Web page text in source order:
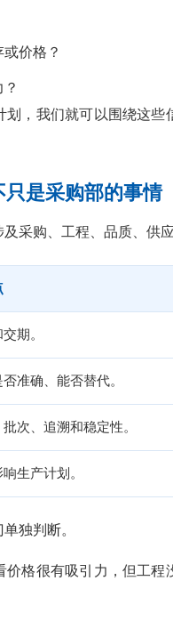
价格？
，我们就可以围绕这些
是采购部的事情
采购、工程、品质、供
期。
准确、能否替代。
次、追溯和稳定性。
生产计划。
独判断。
价格很有吸引力，但工程